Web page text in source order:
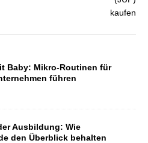
Baby: Mikro-Routinen für
führen
Ausbildung: Wie
den Überblick behalten